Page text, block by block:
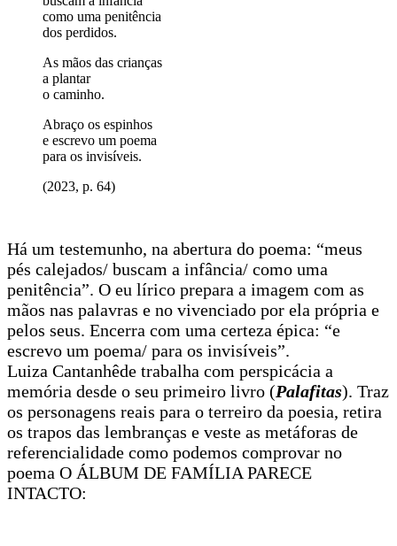
como uma penitência
dos perdidos.
As mãos das crianças
a plantar
o caminho.
Abraço os espinhos
e escrevo um poema
para os invisíveis.
(2023, p. 64)
Há um testemunho, na abertura do poema: “meus
pés calejados/ buscam a infância/ como uma
penitência”. O eu lírico prepara a imagem com as
mãos nas palavras e no vivenciado por ela própria e
pelos seus. Encerra com uma certeza épica: “e
escrevo um poema/ para os invisíveis”.
Luiza Cantanhêde trabalha com perspicácia a
memória desde o seu primeiro livro (Palafitas). Traz
os personagens reais para o terreiro da poesia, retira
os trapos das lembranças e veste as metáforas de
referencialidade como podemos comprovar no
poema O ÁLBUM DE FAMÍLIA PARECE
INTACTO: